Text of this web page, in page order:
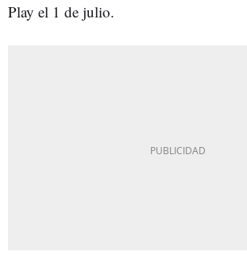
Play el 1 de julio.